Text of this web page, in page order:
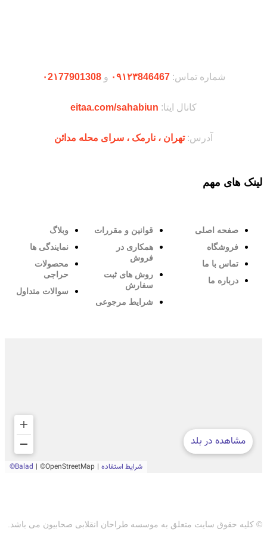
شماره تماس:۰۹۱۲۳846467 و۰2۱77901308
کانال ایتا: eitaa.com/sahabiun
آدرس:تهران ،‌ نارمک ، سرای محله مدائن
لینک های مهم
صفحه اصلی
فروشگاه
تماس با ما
درباره ما
قوانین و مقررات
همکاری در
فروش
روش های ثبت
سفارش
شرایط مرجوعی
وبلاگ
نمایندگی ها
محصولات
حراجی
سوالات متداول
© کلیه حقوق سایت متعلق به موسسه طراحان انقلابی صحابیون می باشد.